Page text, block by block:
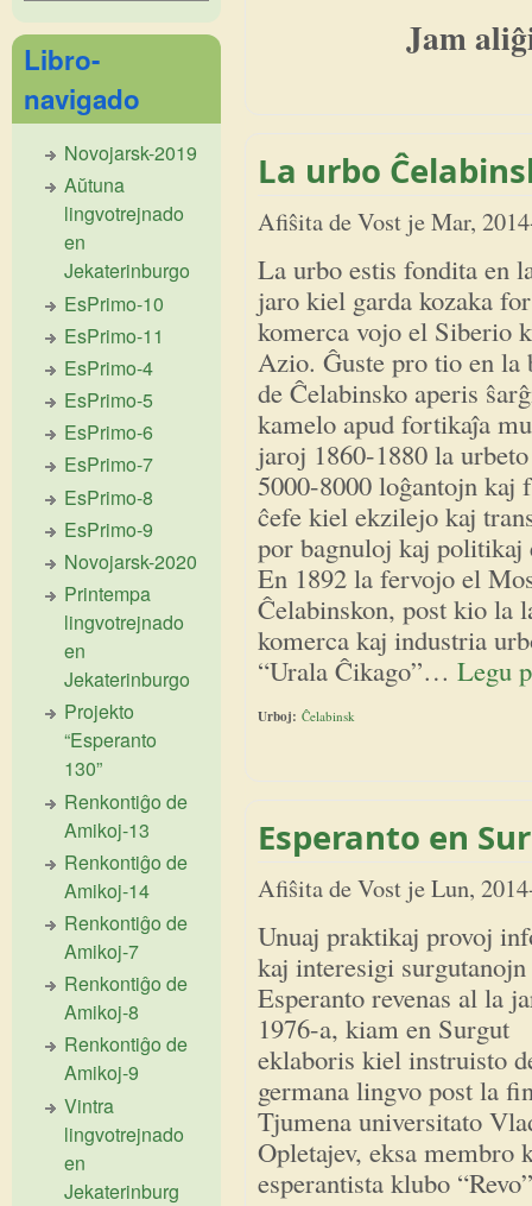
Jam
La urbo
Afiŝita deVost jeMar,
La urbo estis fondita en
jaro kiel garda kozaka
komerca vojo el Siberio
Azio. Ĝuste pro tio en la
de Ĉelabinsko aperis
kamelo apud fortikaĵa
jaroj 1860-1880 la
5000-8000 loĝantojn kaj
ĉefe kiel ekzilejo kaj
por bagnuloj kaj
En 1892 la fervojo el
Ĉelabinskon, post kio la
komerca kaj industria
“Urala Ĉikago”… Legu
Urboj: Ĉelabinsk
Esperanto en
Afiŝita deVost jeLun,
Unuaj praktikaj provoj
kaj interesigi
Esperanto revenas al la
1976-a, kiam en Surgut
eklaboris kiel instruisto
germana lingvo post la
Tjumena universitato
Opletajev, eksa membro
esperantista klubo
Libro-
navigado
Novojarsk-2019
Aŭtuna
lingvotrejnado
en
Jekaterinburgo
EsPrimo-10
EsPrimo-11
EsPrimo-4
EsPrimo-5
EsPrimo-6
EsPrimo-7
EsPrimo-8
EsPrimo-9
Novojarsk-2020
Printempa
lingvotrejnado
en
Jekaterinburgo
Projekto
“Esperanto
130”
Renkontiĝo de
Amikoj-13
Renkontiĝo de
Amikoj-14
Renkontiĝo de
Amikoj-7
Renkontiĝo de
Amikoj-8
Renkontiĝo de
Amikoj-9
Vintra
lingvotrejnado
en
Jekaterinburg